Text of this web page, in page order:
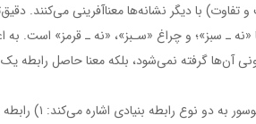
با دیگر نشانه‌ها معناآفرینی می‌کنند.
ـ سبز»؛ و چراغ «سـبز»، «نه ـ قرمز» است. به
آن‌ها گرفته نمی‌شود، بلکه معنا حاصل رابطه یک